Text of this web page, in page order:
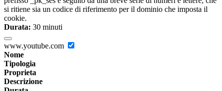
si ritiene sia un codice di riferimento per il dominio che imposta il
cookie.
Durata: 30 minuti
www.youtube.com
Nome
Tipologia
Proprieta
Descrizione